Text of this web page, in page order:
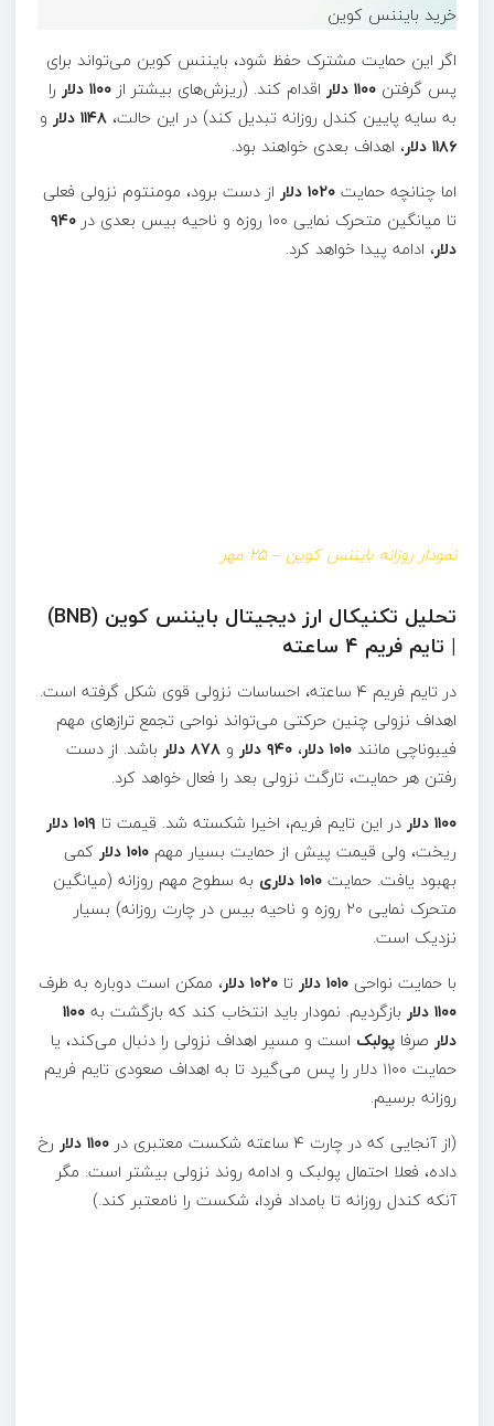
خرید بایننس کوین
اگر این حمایت مشترک حفظ شود، بایننس کوین می‌تواند برای
پس گرفتن ۱۱۰۰ دلار اقدام کند. (ریزش‌های بیشتر از ۱۱۰۰ دلار
را
به سایه پایین کندل روزانه تبدیل کند) در این حالت، ۱۱۴۸ دلار
و
۱۱۸۶ دلار
، اهداف بعدی خواهند بود.
اما چنانچه حمایت
از دست برود، مومنتوم نزولی فعلی
تا میانگین متحرک نمایی ۱۰۰ روزه و ناحیه بیس بعدی در
۹۴۰
دلار، ادامه پیدا خواهد کرد.
نمودار روزانه بایننس کوین – ۲۵ مهر
تحلیل تکنیکال ارز دیجیتال بایننس کوین (BNB)
| تایم فریم ۴ ساعته
در تایم فریم ۴ ساعته، احساسات نزولی قوی شکل گرفته است.
اهداف نزولی چنین حرکتی می‌تواند نواحی تجمع ترازهای مهم
فیبوناچی مانند
، ۹۴۰ دلار و
باشد. از دست
رفتن هر حمایت، تارگت نزولی بعد را فعال خواهد کرد.
۱۱۰۰ دلار
در این تایم فریم، اخیرا شکسته شد. قیمت تا ۱۰۱۹ دلار
ریخت، ولی قیمت پیش از حمایت بسیار مهم
کمی
بهبود یافت. حمایت ۱۰۱۰ دلاری
به سطوح مهم روزانه‌ (میانگین
متحرک نمایی ۲۰ روزه و ناحیه بیس در چارت روزانه) بسیار
نزدیک است.
با حمایت نواحی
تا ۱۰۲۰ دلار
، ممکن است دوباره به طرف
۱۱۰۰ دلار
بازگردیم. نمودار باید انتخاب کند که بازگشت به ۱۱۰۰
دلار صرفا پولبک است و مسیر اهداف نزولی را دنبال می‌کند، یا
حمایت ۱۱۰۰ دلار را پس می‌گیرد تا به اهداف صعودی تایم فریم
روزانه برسیم.
(از آنجایی که در چارت ۴ ساعته شکست معتبری در
۱۱۰۰ دلار
رخ
داده، فعلا احتمال پولبک و ادامه روند نزولی بیشتر است. مگر
آنکه کندل روزانه تا بامداد فردا، شکست را نامعتبر کند.)